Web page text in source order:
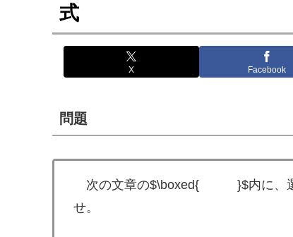
式
X Facebook
問題
次の文章の$\boxed{ }$内に、選
せ。